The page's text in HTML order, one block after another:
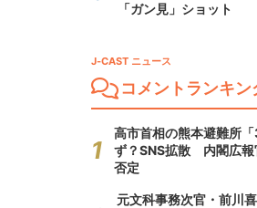
「ガン見」ショット
J-CAST ニュース
コメントランキン
高市首相の熊本避難所
ず？SNS拡散 内閣広報
否定
元文科事務次官・前川